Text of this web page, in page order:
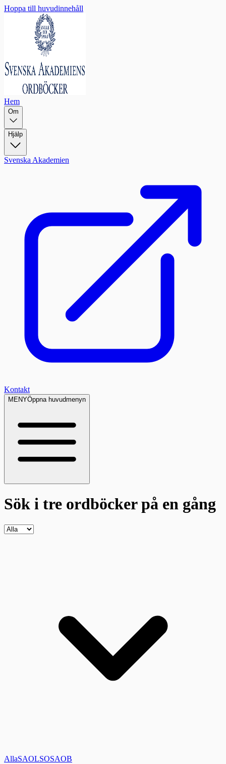
Hoppa till huvudinnehåll
Hem
Om
Hjälp
Svenska Akademien
Kontakt
MENYÖppna huvudmenyn
Sök i tre ordböckerpå en gång
AllaSAOLSOSAOB